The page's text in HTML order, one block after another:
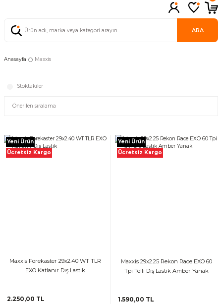
ARA
Anasayfa Maxxis
Stoktakiler
Yeni Ürün
Ücretsiz Kargo
Maxxis Forekaster 29x2.40 WT TLR
EXO Katlanır Dış Lastik
2.250,00 TL
Yeni Ürün
Ücretsiz Kargo
Maxxis 29x2.25 Rekon Race EXO 60
Tpi Telli Dış Lastik Amber Yanak
1.590,00 TL